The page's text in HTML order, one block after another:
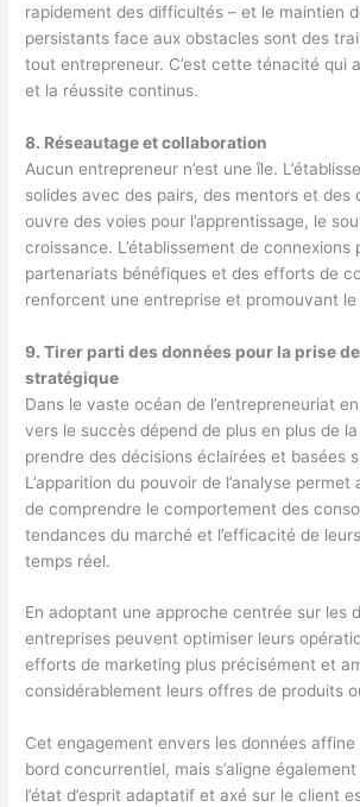
rapidement des difficultés – et le maintien
persistants face aux obstacles sont des
tout entrepreneur. C’est cette ténacité qui
et la réussite continus.
8. Réseautage et collaboration
Aucun entrepreneur n’est une île.
solides avec des pairs, des mentors et des
ouvre des voies pour l’apprentissage, le
croissance. L’établissement de connexions
partenariats bénéfiques et des efforts de
renforcent une entreprise et promouvant
9. Tirer parti des données pour la prise
stratégique
Dans le vaste océan de l’entrepreneuriat
vers le succès dépend de plus en plus de
prendre des décisions éclairées et basées
L’apparition du pouvoir de l’analyse
de comprendre le comportement des
tendances du marché et l’efficacité de
temps réel.
En adoptant une approche centrée sur les
entreprises peuvent optimiser leurs
efforts de marketing plus précisément et
considérablement leurs offres de produits
Cet engagement envers les données affine
bord concurrentiel, mais s’aligne
l’état d’esprit adaptatif et axé sur le client